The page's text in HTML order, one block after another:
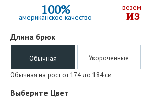
100%
американское качество
Длина брюк
Обычная Укороченные
Обычная на рост от 174 до 184 см
Выберите Цвет